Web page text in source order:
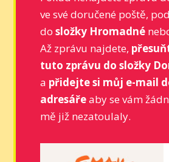
ve své doručené poště,
dosložky Hromadné
Až zprávu najdete,
tuto zprávu do složky
a přidejte si můj e-mail
adresářeaby se vám
mě již nezatoulaly.